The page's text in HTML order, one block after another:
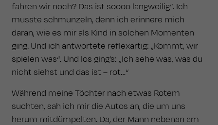
fahren wir noch? Das ist soooo langweilig“. Ich
musste schmunzeln, denn ich erinnere mich
daran, wie es mir als Kind in solchen Momenten
ging. Und ich antwortete reflexartig: „Kommt, wir
spielen was“. Und los ging’s: „Ich sehe was, was du
nicht siehst und das ist – rot…“
Während meine Töchter nach etwas Rotem
suchten, sah ich mir die Autos an, die um uns
herum mitdümpelten. Da, der Mann nebenan am